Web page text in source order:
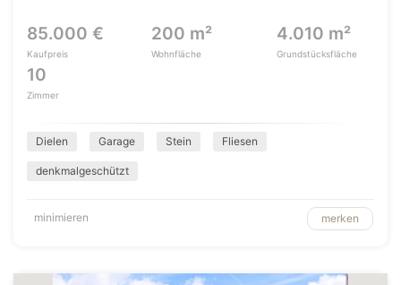
85.000 €
Kaufpreis
200 m²
Wohnfläche
4.010 m²
Grundstücksfläche
10
Zimmer
Dielen Garage Stein Fliesen
denkmalgeschützt
minimieren merken